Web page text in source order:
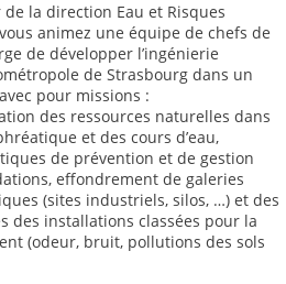
la direction Eau et Risques
animez une équipe de chefs de
de développer l’ingénierie
de Strasbourg dans un
pour missions :
des ressources naturelles dans
et des cours d’eau,
de prévention et de gestion
effondrement de galeries
(sites industriels, silos, …) et des
des installations classées pour la
(odeur, bruit, pollutions des sols